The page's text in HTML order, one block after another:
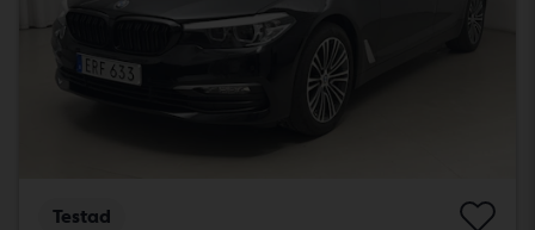
Testad